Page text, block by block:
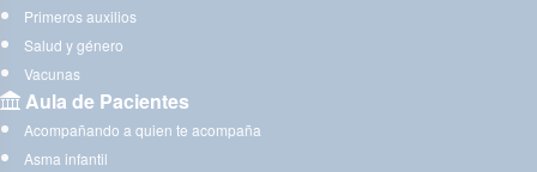
Primeros auxilios
Salud y género
Vacunas
Aula de Pacientes
Acompañando a quien te acompaña
Asma infantil